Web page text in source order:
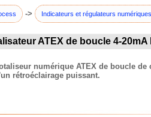
-> Indicateurs et régulateurs numériques
ATEX de boucle 4-20mA
numérique ATEX de boucle
rétroéclairage puissant.